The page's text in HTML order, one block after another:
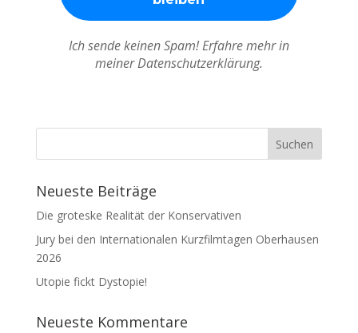
Ich sende keinen Spam! Erfahre mehr in
meiner Datenschutzerklärung.
Neueste Beiträge
Die groteske Realität der Konservativen
Jury bei den Internationalen Kurzfilmtagen Oberhausen
2026
Utopie fickt Dystopie!
Neueste Kommentare